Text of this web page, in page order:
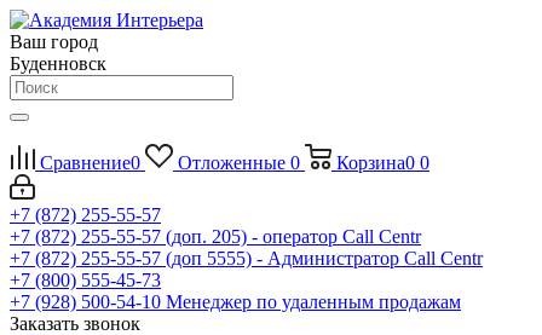
Ваш город
Буденновск
Сравнение0 Отложенные 0 Корзина0 0
+7 (872) 255-55-57
+7 (872) 255-55-57 (доп. 205) - оператор Call Centr
+7 (872) 255-55-57 (доп 5555) - Администратор Call Centr
+7 (800) 555-45-73
+7 (928) 500-54-10 Менеджер по удаленным продажам
Заказать звонок